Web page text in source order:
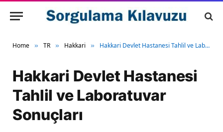
Home » TR » Hakkari » Hakkari Devlet Hastanesi Tahlil ve Laboratuvar Sonuçları
Hakkari Devlet Hastanesi
Tahlil ve Laboratuvar
Sonuçları